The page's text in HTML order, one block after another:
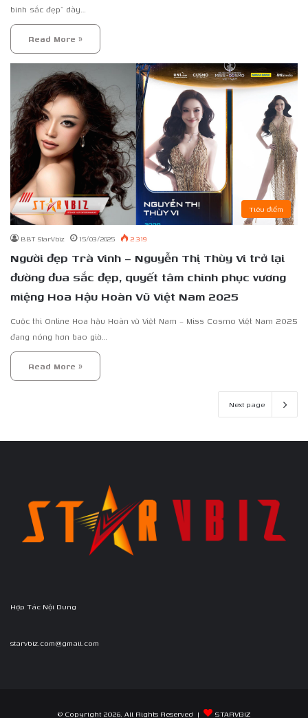
binh sắc đẹp” dày…
Read More »
Tiêu điểm
BBT StarVbiz 15/03/2025 2.319
Người đẹp Trà Vinh – Nguyễn Thị Thùy Vi trở lại
đường đua sắc đẹp, quyết tâm chinh phục vương
miệng Hoa Hậu Hoàn Vũ Việt Nam 2025
Cuộc thi Online Hoa hậu Hoàn vũ Việt Nam – Miss Cosmo Việt Nam 2025
đang nóng hơn bao giờ…
Read More »
Next page
Hợp Tác Nội Dung
starvbiz.com@gmail.com
© Copyright 2026, All Rights Reserved | STARVBIZ